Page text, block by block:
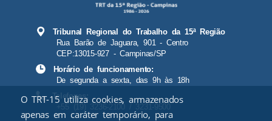
Tribunal Regional do Trabalho da 15ª Região
Rua Barão de Jaguara, 901 - Centro
CEP:13015-927 - Campinas/SP
Horário de funcionamento:
De segunda a sexta, das 9h às 18h
Telefones:
+55 (19) 3236-2100 / 3231-9500
O TRT-15 utiliza cookies, armazenados
apenas em caráter temporário, para